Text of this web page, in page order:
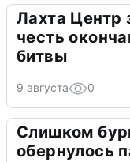
Лахта Центр
честь
битвы
9 августа 0
Слишком
обернулось